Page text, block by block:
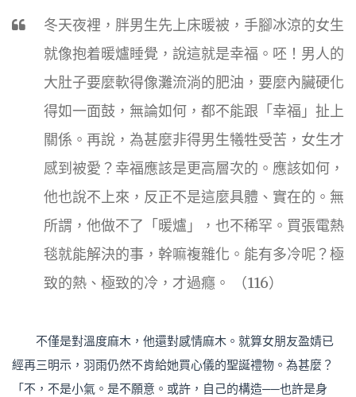
冬天夜裡，胖男生先上床暖被，手腳冰涼的女生
就像抱着暖爐睡覺，說這就是幸福。呸！男人的
大肚子要麼軟得像灘流淌的肥油，要麼內臟硬化
得如一面鼓，無論如何，都不能跟「幸福」扯上
關係。再說，為甚麼非得男生犧牲受苦，女生才
感到被愛？幸福應該是更高層次的。應該如何，
他也說不上來，反正不是這麼具體、實在的。無
所謂，他做不了「暖爐」，也不稀罕。買張電熱
毯就能解決的事，幹嘛複雜化。能有多冷呢？極
致的熱、極致的冷，才過癮。 （116）
不僅是對溫度麻木，他還對感情麻木。就算女朋友盈婧已
經再三明示，羽雨仍然不肯給她買心儀的聖誕禮物。為甚麼？
「不，不是小氣。是不願意。或許，自己的構造──也許是身